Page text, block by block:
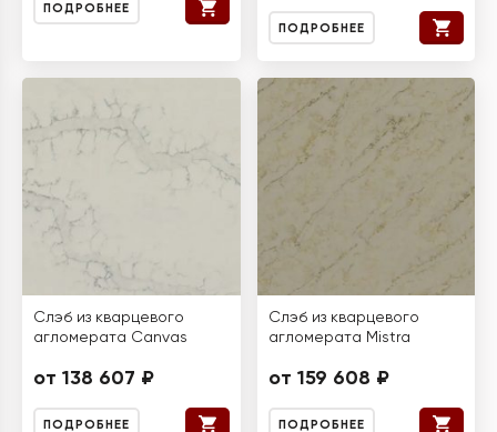
ПОДРОБНЕЕ
ПОДРОБНЕЕ
Слэб из кварцевого
агломерата Canvas
от 138 607 ₽
ПОДРОБНЕЕ
Слэб из кварцевого
агломерата Mistra
от 159 608 ₽
ПОДРОБНЕЕ